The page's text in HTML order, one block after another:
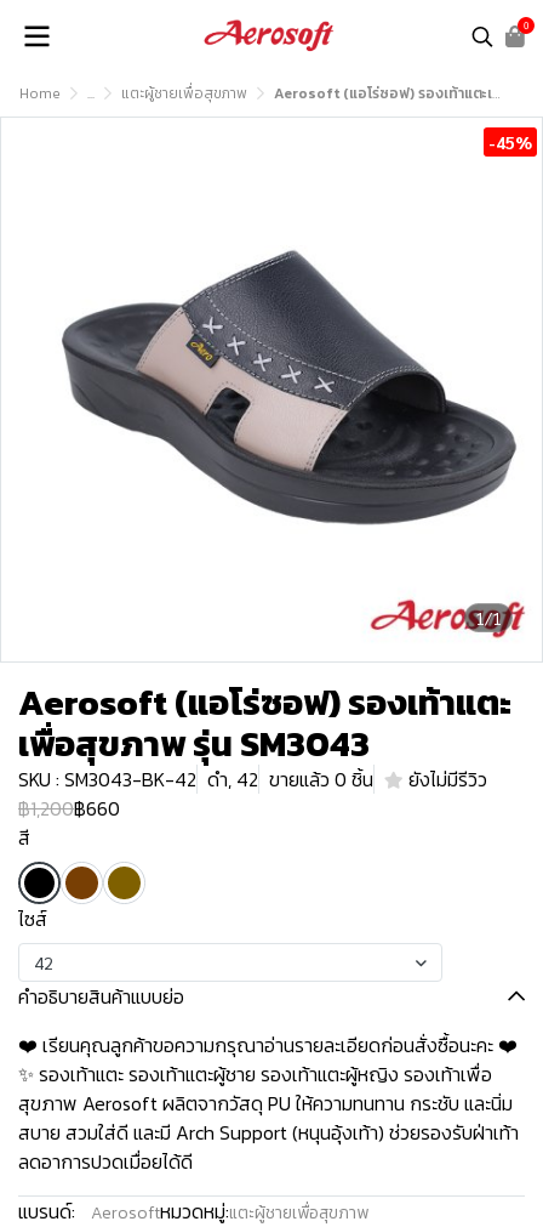
0
Home ... แตะผู้ชายเพื่อสุขภาพ Aerosoft (แอโร่ซอฟ) รองเท้าแตะเพื่อสุขภาพ รุ่น SM3043
1/1
-45%
Aerosoft (แอโร่ซอฟ) รองเท้าแตะ
เพื่อสุขภาพ รุ่น SM3043
SKU : SM3043-BK-42 ดำ, 42 ขายแล้ว 0 ชิ้น
ยังไม่มีรีวิว
฿1,200฿660
สี
ไซส์
42
คำอธิบายสินค้าแบบย่อ
❤️ เรียนคุณลูกค้าขอความกรุณาอ่านรายละเอียดก่อนสั่งซื้อนะคะ️️ ️❤️
✨ รองเท้าแตะ รองเท้าแตะผู้ชาย รองเท้าแตะผู้หญิง รองเท้าเพื่อ
สุขภาพ Aerosoft ผลิตจากวัสดุ PU ให้ความทนทาน กระชับ และนิ่ม
สบาย สวมใส่ดี และมี Arch Support (หนุนอุ้งเท้า) ช่วยรองรับฝ่าเท้า
ลดอาการปวดเมื่อยได้ดี
แบรนด์:
Aerosoftหมวดหมู่:แตะผู้ชายเพื่อสุขภาพ